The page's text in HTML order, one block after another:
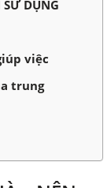
SỬ DỤNG
việc
trung